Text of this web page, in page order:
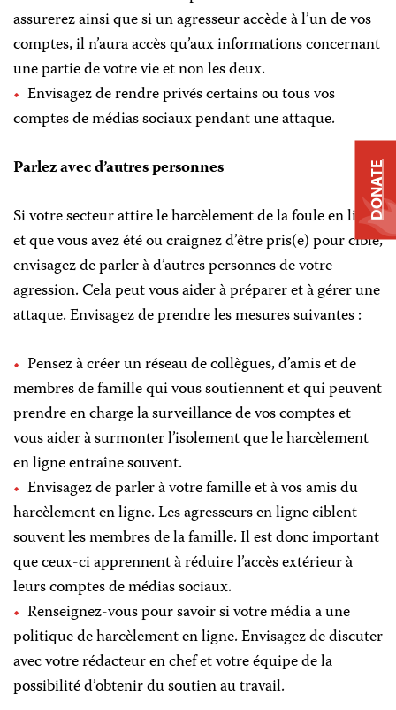
assurerez ainsi que si un agresseur accède à l’un de vos
comptes, il n’aura accès qu’aux informations concernant
une partie de votre vie et non les deux.
Envisagez de rendre privés certains ou tous vos
comptes de médias sociaux pendant une attaque.
Parlez avec d’autres personnes
Si votre secteur attire le harcèlement de la foule en ligne
et que vous avez été ou craignez d’être pris(e) pour cible,
envisagez de parler à d’autres personnes de votre
agression. Cela peut vous aider à préparer et à gérer une
attaque. Envisagez de prendre les mesures suivantes :
Pensez à créer un réseau de collègues, d’amis et de
membres de famille qui vous soutiennent et qui peuvent
prendre en charge la surveillance de vos comptes et
vous aider à surmonter l’isolement que le harcèlement
en ligne entraîne souvent.
Envisagez de parler à votre famille et à vos amis du
harcèlement en ligne. Les agresseurs en ligne ciblent
souvent les membres de la famille. Il est donc important
que ceux-ci apprennent à réduire l’accès extérieur à
leurs comptes de médias sociaux.
Renseignez-vous pour savoir si votre média a une
politique de harcèlement en ligne. Envisagez de discuter
avec votre rédacteur en chef et votre équipe de la
possibilité d’obtenir du soutien au travail.
DONATE